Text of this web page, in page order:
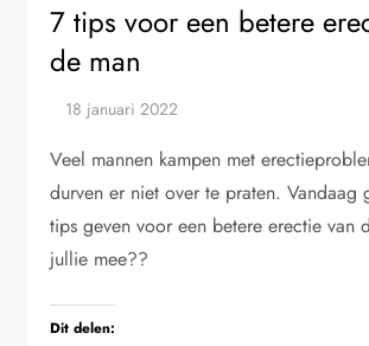
7 tips voor een betere
de man
Veel mannen kampen met
durven er niet over te praten. Vandaag
tips geven voor een betere erectie van
jullie mee??
Dit delen: